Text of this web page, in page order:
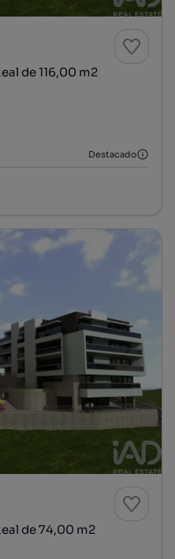
de 116,00 m2
Destacado
de 74,00 m2